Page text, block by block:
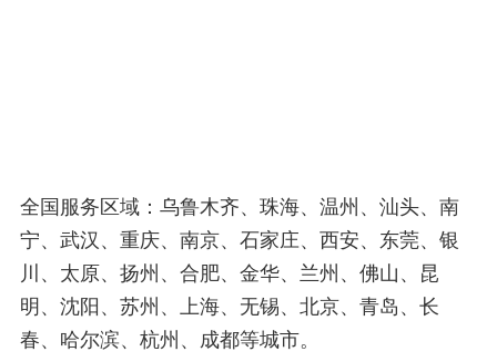
全国服务区域：乌鲁木齐、珠海、温州、汕头、南
宁、武汉、重庆、南京、石家庄、西安、东莞、银
川、太原、扬州、合肥、金华、兰州、佛山、昆
明、沈阳、苏州、上海、无锡、北京、青岛、长
春、哈尔滨、杭州、成都等城市。